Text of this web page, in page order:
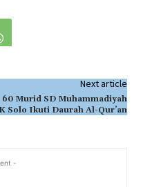
Next article
60 Murid SD Muhammadiyah
Solo Ikuti Daurah Al-Qur’an
-